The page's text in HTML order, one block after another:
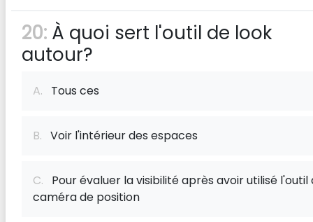
20: À quoi sert l'outil de look
autour?
A. Tous ces
B. Voir l'intérieur des espaces
C. Pour évaluer la visibilité après avoir utilisé l'outil
caméra de position